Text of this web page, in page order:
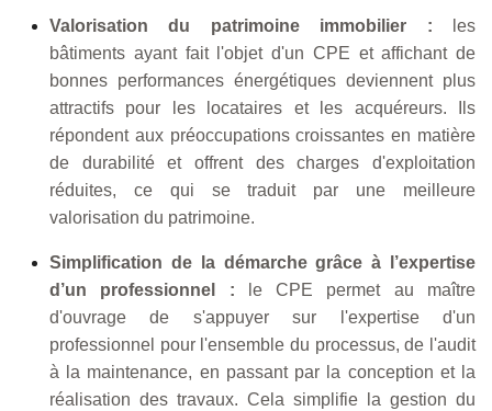
Valorisation du patrimoine immobilier : les
bâtiments ayant fait l'objet d'un CPE et affichant de
bonnes performances énergétiques deviennent plus
attractifs pour les locataires et les acquéreurs. Ils
répondent aux préoccupations croissantes en matière
de durabilité et offrent des charges d'exploitation
réduites, ce qui se traduit par une meilleure
valorisation du patrimoine.
Simplification de la démarche grâce à l’expertise
d’un professionnel : le CPE permet au maître
d'ouvrage de s'appuyer sur l'expertise d'un
professionnel pour l'ensemble du processus, de l'audit
à la maintenance, en passant par la conception et la
réalisation des travaux. Cela simplifie la gestion du